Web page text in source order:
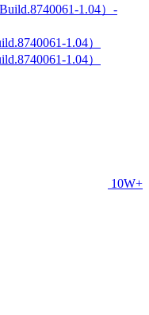
1.04）
1.04）
10W+